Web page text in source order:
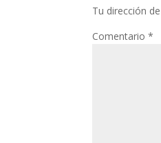
Tu dirección
Comentario*